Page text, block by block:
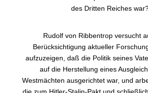
des Dritten Reiches
Rudolf von Ribbentrop versucht
Berücksichtigung aktueller
aufzuzeigen, daß die Politik seines
auf die Herstellung eines
Westmächten ausgerichtet war, und
die zum Hitler-Stalin-Pakt und